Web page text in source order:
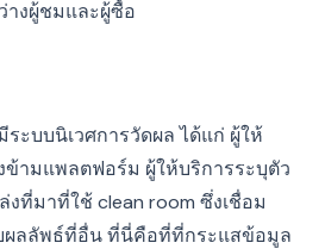
างผู้ชมและผู้ซื้อ
ะบบนิเวศการวัดผล ได้แก่ ผู้ให้
ข้ามแพลตฟอร์ม ผู้ให้บริการระบุตัว
ที่มาที่ใช้ clean room ซึ่งเชื่อม
ผลลัพธ์ที่อื่น ที่นี่คือที่ที่กระแสข้อมูล